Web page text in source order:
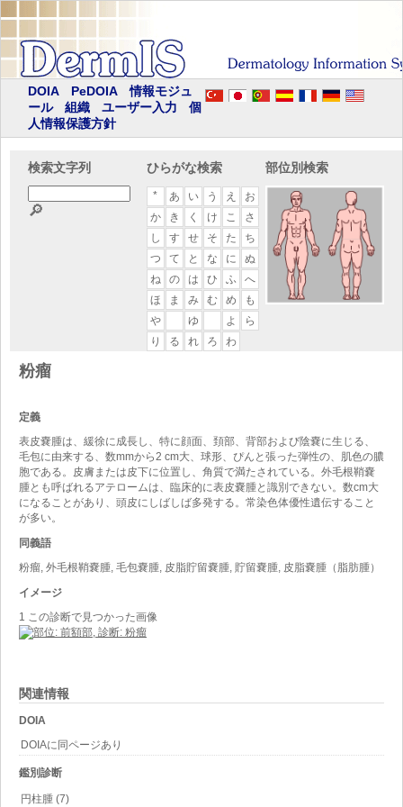
DOIA PeDOIA
情報モジュ
ール
組織 ユーザー入力
個
人情報保護方針
検索文字列
🔎
ひらがな検索
* あ い う え
お
か
き く け こ
さ
し
す せ そ た
ち
つ
て と な に
ぬ
ね
の は ひ ふ
へ
ほ
ま み む め
も
や
ゆ よ
ら
り
る れ ろ わ
部位別検索
関連情報
DOIA
DOIAに同ページあり
鑑別診断
円柱腫 (7)
粉瘤
定義
表皮嚢腫は、緩徐に成長し、特に顔面、頚部、背部および陰嚢に生じる、
毛包に由来する、数mmから2 cm大、球形、ぴんと張った弾性の、肌色の膿
胞である。皮膚または皮下に位置し、角質で満たされている。外毛根鞘嚢
腫とも呼ばれるアテロームは、臨床的に表皮嚢腫と識別できない。数cm大
になることがあり、頭皮にしばしば多発する。常染色体優性遺伝すること
が多い。
同義語
粉瘤, 外毛根鞘嚢腫, 毛包嚢腫, 皮脂貯留嚢腫, 貯留嚢腫, 皮脂嚢腫（脂肪腫）
イメージ
1 この診断で見つかった画像